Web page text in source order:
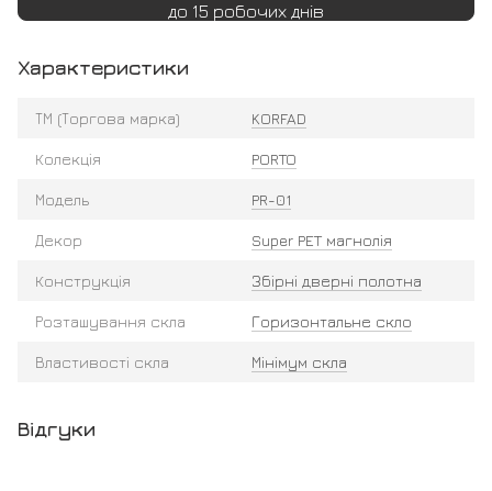
до 15 робочих днів
Характеристики
ТМ (Торгова марка) KORFAD
Колекція PORTO
Модель PR-01
Декор Super PET магнолія
Конструкція Збірні дверні полотна
Розташування скла Горизонтальне скло
Властивості скла Мінімум скла
Відгуки